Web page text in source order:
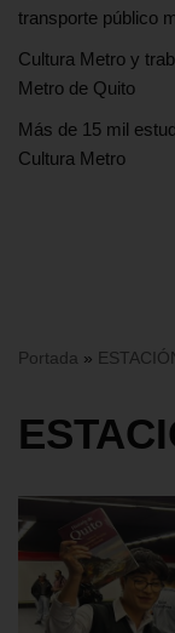
transporte público
Cultura Metro y
Metro de Quito
Más de 15 mil
Cultura Metro
Portada »